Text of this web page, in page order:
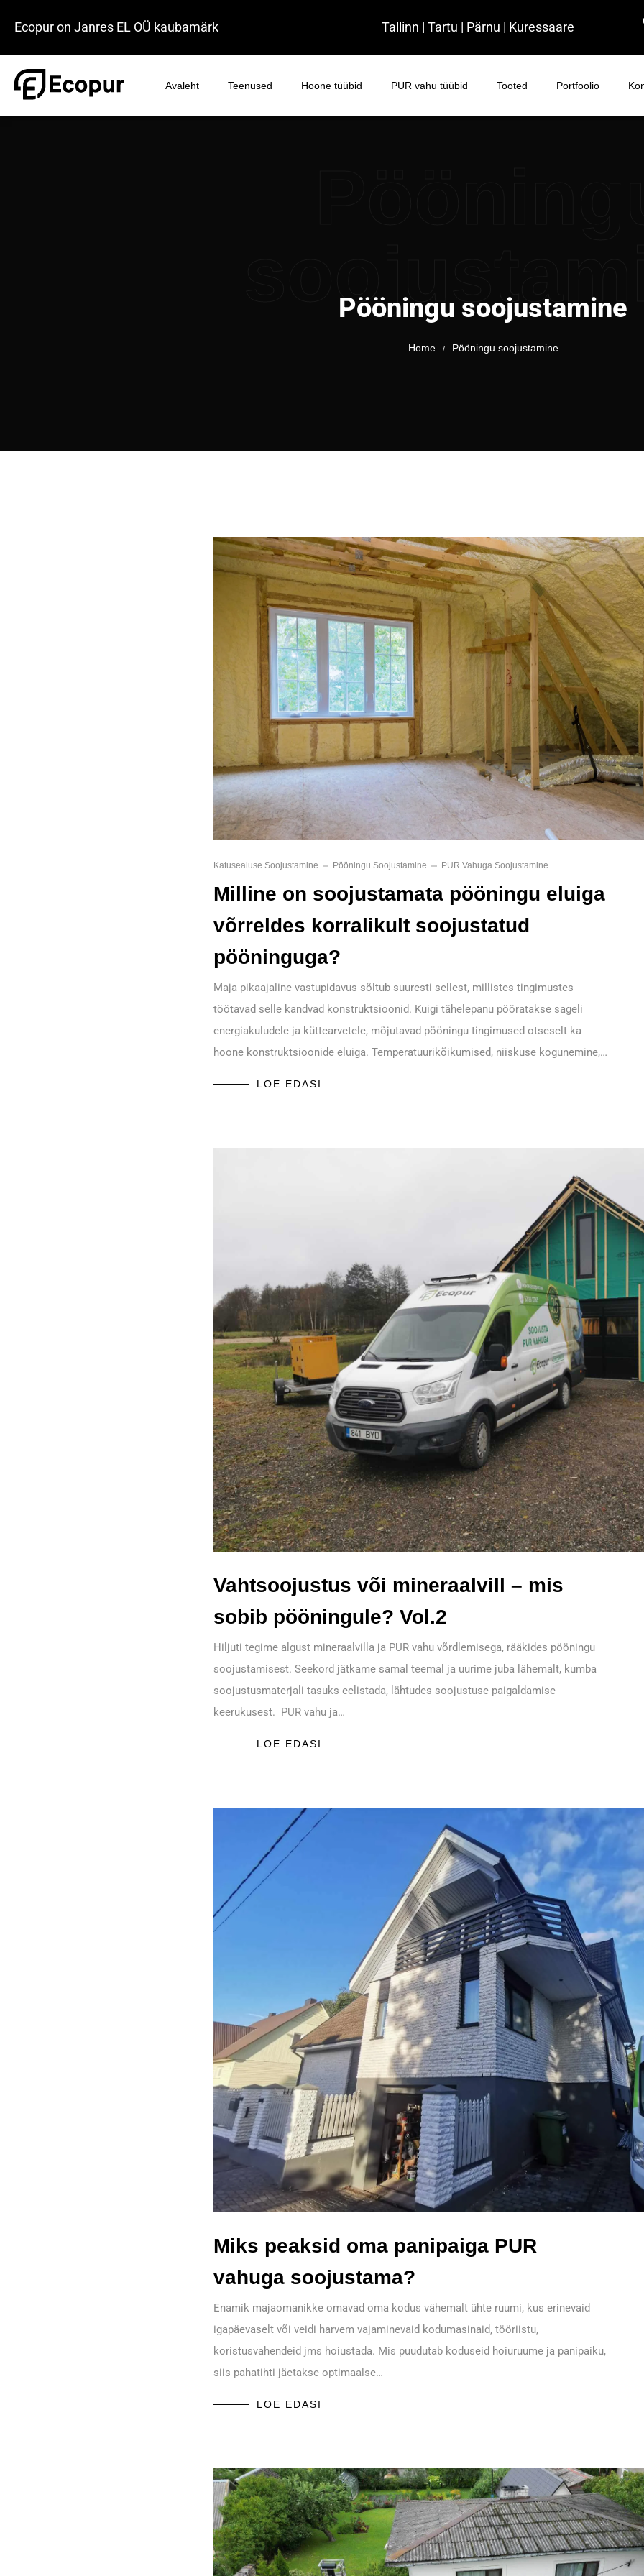
Ecopur on Janres EL OÜ kaubamärk Tallinn | Tartu | Pärnu | Kuressaare
Avaleht Teenused Hoone tüübid PUR vahu tüübid Tooted Portfoolio
Pööningu soojustamine
Home / Pööningu soojustamine
Katusealuse Soojustamine Pööningu Soojustamine PUR Vahuga Soojustamine
Milline on soojustamata pööningu eluiga
võrreldes korralikult soojustatud
pööninguga?
Maja pikaajaline vastupidavus sõltub suuresti sellest, millistes tingimustes
töötavad selle kandvad konstruktsioonid. Kuigi tähelepanu pööratakse sageli
energiakuludele ja küttearvetele, mõjutavad pööningu tingimused otseselt ka
hoone konstruktsioonide eluiga. Temperatuurikõikumised, niiskuse kogunemine,…
LOE EDASI
Vahtsoojustus või mineraalvill – mis
sobib pööningule? Vol.2
Hiljuti tegime algust mineraalvilla ja PUR vahu võrdlemisega, rääkides pööningu
soojustamisest. Seekord jätkame samal teemal ja uurime juba lähemalt, kumba
soojustusmaterjali tasuks eelistada, lähtudes soojustuse paigaldamise
keerukusest. PUR vahu ja…
LOE EDASI
Miks peaksid oma panipaiga PUR
vahuga soojustama?
Enamik majaomanikke omavad oma kodus vähemalt ühte ruumi, kus erinevaid
igapäevaselt või veidi harvem vajaminevaid kodumasinaid, tööriistu,
koristusvahendeid jms hoiustada. Mis puudutab koduseid hoiuruume ja panipaiku,
siis pahatihti jäetakse optimaalse…
LOE EDASI